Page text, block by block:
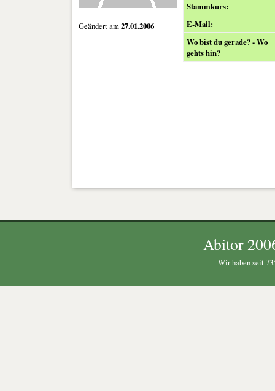
Geändert am27.01.2006
Stammkurs:
E-Mail:
Wo bist du gerade? - Wo
gehts hin?
Abitor
Wir haben seit